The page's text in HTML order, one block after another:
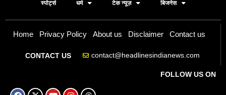
स्पोर्ट्स
धर्म टेक न्यूज़ बिजनेस
Home Privacy Policy About us Disclaimer Contact us
CONTACT US contact@headlinesindianews.com
FOLLOW US ON